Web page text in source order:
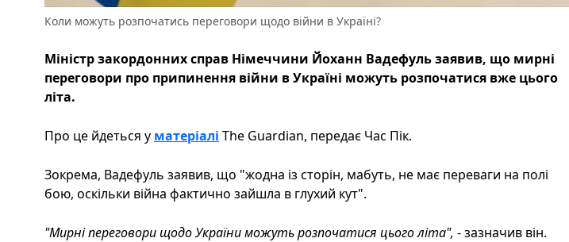
Коли можуть розпочатись переговори щодо війни в Україні?
Міністр закордонних справ Німеччини Йоханн Вадефуль заявив, що мирні
переговори про припинення війни в Україні можуть розпочатися вже цього
літа.
Про це йдеться у матеріалі The Guardian, передає Час Пік.
Зокрема, Вадефуль заявив, що "жодна із сторін, мабуть, не має переваги на полі
бою, оскільки війна фактично зайшла в глухий кут".
"Мирні переговори щодо України можуть розпочатися цього літа", - зазначив він.